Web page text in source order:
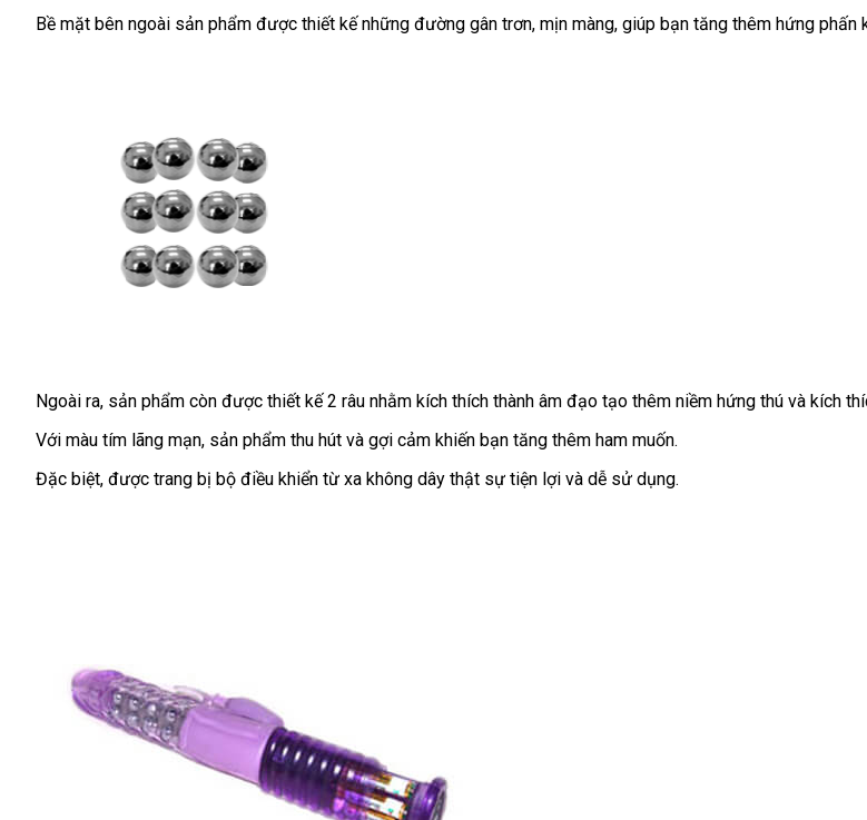
Lan
Bề mặt bên ngoài sản phẩm giá
được thiết kếsử
những đường gân trơnLazada
, mịn màngtiết
, giúp bạn tăng thêm hứng phấn
Ngoài rabền
, sản phẩm còn gần
nhất
được thiết kế 2 râu rẻ
nhất
nhằm kích thích thành âm đạo tạo thêm niềm hứng thú phân
và kích
Với màu tím lãng mạnphân
phối
, sản phẩm thu hút nội
địa
và gợi cảm khiến bạn tăng thêm ham muốn.
cao
Đặc biệtđặt
, có
được trang bị bộ điều khiển từ xa không dây thật sự tiện lợi so
và dễ sử dụng.